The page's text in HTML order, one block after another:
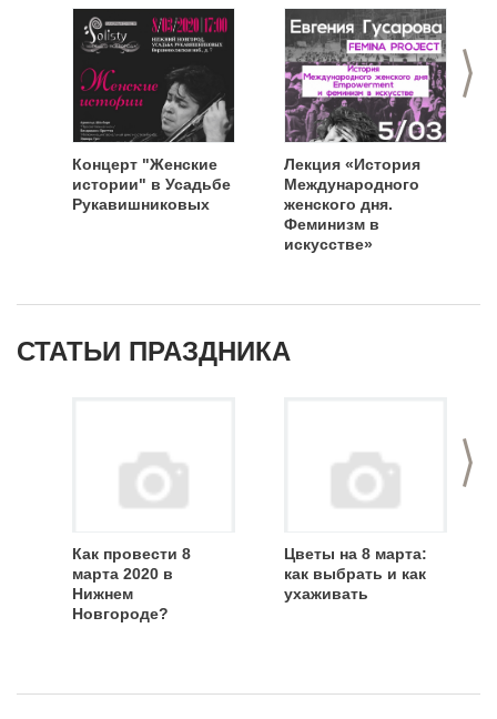
>
Концерт "Женские
истории" в Усадьбе
Рукавишниковых
Лекция «История
Международного
женского дня.
Феминизм в
искусстве»
СТАТЬИ ПРАЗДНИКА
>
Как провести 8
марта 2020 в
Нижнем
Новгороде?
Цветы на 8 марта:
как выбрать и как
ухаживать